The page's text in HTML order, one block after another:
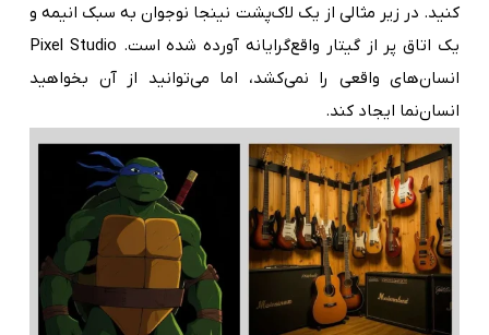
کنید. در زیر مثالی از یک لاک‌پشت نینجا نوجوان به سبک انیمه و
یک اتاق پر از گیتار واقع‌گرایانه آورده شده است. Pixel Studio
انسان‌های واقعی را نمی‌کشد، اما می‌توانید از آن بخواهید
انسان‌نما ایجاد کند.